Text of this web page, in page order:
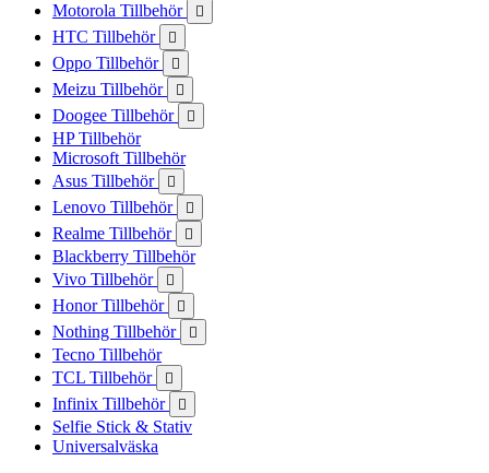
Motorola Tillbehör 
HTC Tillbehör 
Oppo Tillbehör 
Meizu Tillbehör 
Doogee Tillbehör 
HP Tillbehör
Microsoft Tillbehör
Asus Tillbehör

Lenovo Tillbehör 
Realme Tillbehör 
Blackberry Tillbehör
Vivo Tillbehör

Honor Tillbehör 
Nothing Tillbehör 
Tecno Tillbehör
TCL Tillbehör

Infinix Tillbehör 
Selfie Stick & Stativ
Universalväska